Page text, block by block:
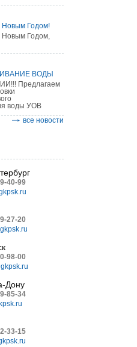
Годом!
Годом,
ВОДЫ
Предлагаем
воды УОВ
все новости
40-99
27-20
98-00
Дону
85-34
33-15